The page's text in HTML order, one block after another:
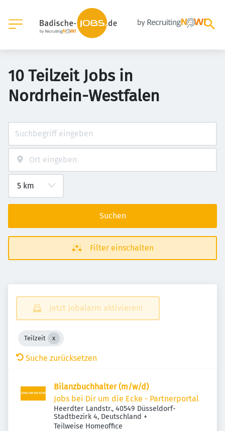
10 Teilzeit Jobs in
Nordrhein-Westfalen
Suchen
Filter einschalten
Jetzt Jobalarm aktivieren!
Teilzeit
Suche zurücksetzen
Bilanzbuchhalter (m/w/d)
Jobs bei Dir um die Ecke - Partnerportal
Heerdter Landstr., 40549 Düsseldorf-
Stadtbezirk 4, Deutschland +
Teilweise Homeoffice